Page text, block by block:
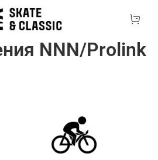
NNN/Prolink